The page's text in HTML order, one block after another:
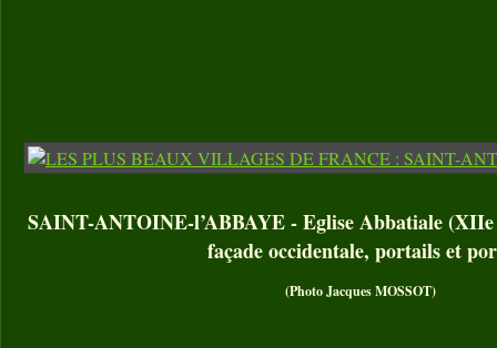
SAINT-ANTOINE-l’ABBAYE - Eglise Abbatiale (XIIe
façade occidentale, portails et
(Photo Jacques MOSSOT)